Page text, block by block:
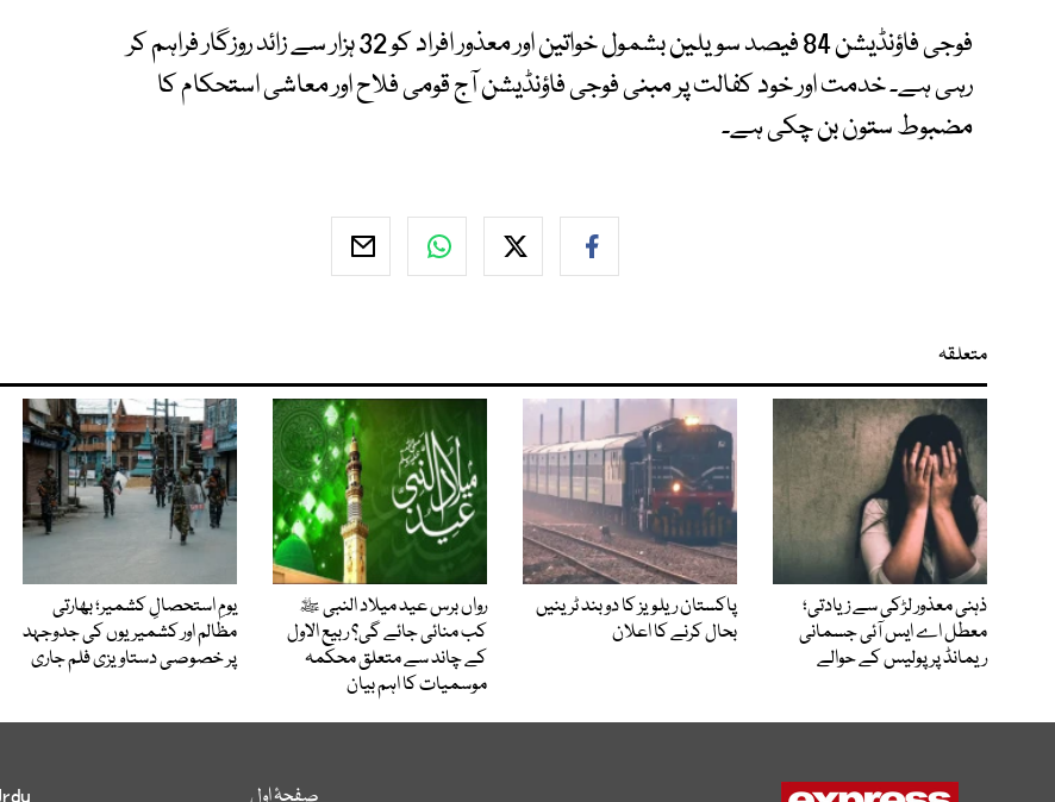
فوجی فاؤنڈیشن 84 فیصد سویلین بشمول خواتین اور معذور افراد کو 32 ہزار سے زائد روزگار فراہم کر
رہی ہے۔ خدمت اور خود کفالت پر مبنی فوجی فاؤنڈیشن آج قومی فلاح اور معاشی استحکام کا
مضبوط ستون بن چکی ہے۔
متعلقہ
ذہنی معذور لڑکی سے زیادتی؛
معطل اے ایس آئی جسمانی
ریمانڈ پر پولیس کے حوالے
پاکستان ریلویز کا دو بند ٹرینیں
بحال کرنے کا اعلان
رواں برس عید میلاد النبی ﷺ
کب منائی جائے گی؟ ربیع الاول
کے چاند سے متعلق محکمہ
موسمیات کا اہم بیان
یومِ استحصالِ کشمیر؛ بھارتی
مظالم اور کشمیریوں کی جدوجہد
پر خصوصی دستاویزی فلم جاری